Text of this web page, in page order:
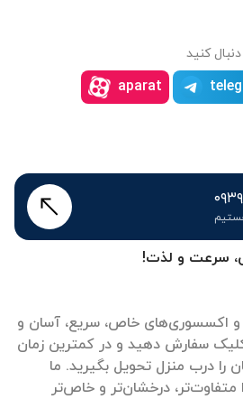
سرعت و لذت!
و اکسسوری‌های خاص، سریع، آسان و
سفارش دهید و در کمترین زمان
را درب منزل تحویل بگیرید. ما
متفاوت‌تر، درخشان‌تر و خاص‌تر
کنید
aparat